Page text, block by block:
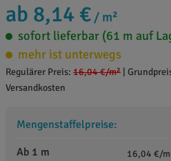
ab 8,14 € / m²
sofort lieferbar (61 m auf
mehr ist unterwegs
Regulärer Preis: 16,04 €/m²
Versandkosten
Mengenstaffelpreise:
Ab 1 m
16,04 €/